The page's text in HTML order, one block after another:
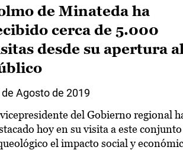
de Minateda ha
cerca de 5.000
desde su apertura al
de Agosto de 2019
del Gobierno regional
hoy en su visita a este conjunto
el impacto social y